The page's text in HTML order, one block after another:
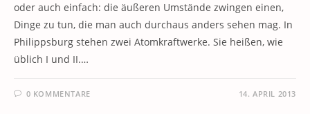
oder auch einfach: die äußeren Umstände zwingen einen,
Dinge zu tun, die man auch durchaus anders sehen mag. In
Philippsburg stehen zwei Atomkraftwerke. Sie heißen, wie
üblich I und II.…
0 KOMMENTARE 14. APRIL 2013